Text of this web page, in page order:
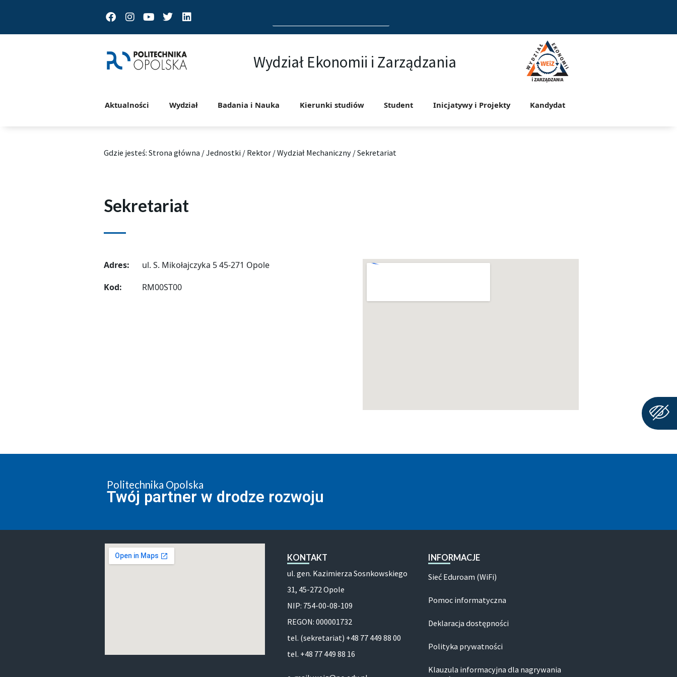
FacebookInstagram
Youtube
TwitterLinkedin
for:
Wydział Ekonomii i Zarządzania
Aktualności Wydział Badania i Nauka Kierunki studiów Student Inicjatywy i Projekty Kandydat
Gdzie jesteś: Strona główna /Jednostki / Rektor/Wydział Mechaniczny/Sekretariat
Sekretariat
Adres:
ul. S. Mikołajczyka 5 45-271 Opole
Kod:
RM00ST00
Politechnika Opolska
Twój partner w drodze rozwoju
KONTAKT
ul. gen. Kazimierza Sosnkowskiego
31, 45-272 Opole
NIP: 754-00-08-109
REGON: 000001732
tel. (sekretariat) +48 77 449 88 00
tel. +48 77 449 88 16
INFORMACJE
Sieć Eduroam (WiFi)
Pomoc informatyczna
Deklaracja dostępności
Polityka prywatności
Klauzula informacyjna dla nagrywania